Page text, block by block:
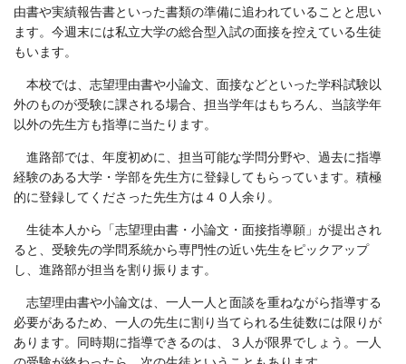
由書や実績報告書といった書類の準備に追われていることと思い
ます。今週末には私立大学の総合型入試の面接を控えている生徒
もいます。
本校では、志望理由書や小論文、面接などといった学科試験以
外のものが受験に課される場合、担当学年はもちろん、当該学年
以外の先生方も指導に当たります。
進路部では、年度初めに、担当可能な学問分野や、過去に指導
経験のある大学・学部を先生方に登録してもらっています。積極
的に登録してくださった先生方は４０人余り。
生徒本人から「志望理由書・小論文・面接指導願」が提出され
ると、受験先の学問系統から専門性の近い先生をピックアップ
し、進路部が担当を割り振ります。
志望理由書や小論文は、一人一人と面談を重ねながら指導する
必要があるため、一人の先生に割り当てられる生徒数には限りが
あります。同時期に指導できるのは、３人が限界でしょう。一人